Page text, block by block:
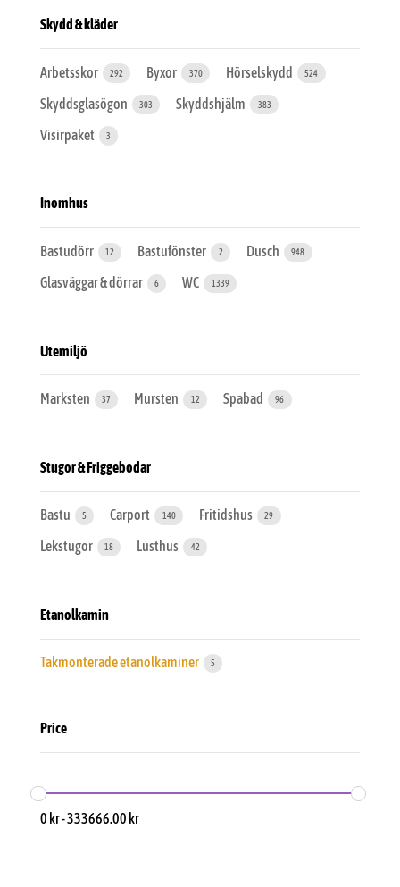
Skydd & kläder
Arbetsskor 292 Byxor 370 Hörselskydd 524
Skyddsglasögon 303 Skyddshjälm 383
Visirpaket 3
Inomhus
Bastudörr 12 Bastufönster 2 Dusch 948
Glasväggar & dörrar 6 WC 1339
Utemiljö
Marksten 37 Mursten 12 Spabad 96
Stugor & Friggebodar
Bastu 5 Carport 140 Fritidshus 29
Lekstugor 18 Lusthus 42
Etanolkamin
Takmonterade etanolkaminer 5
Price
0 kr-333666.00 kr